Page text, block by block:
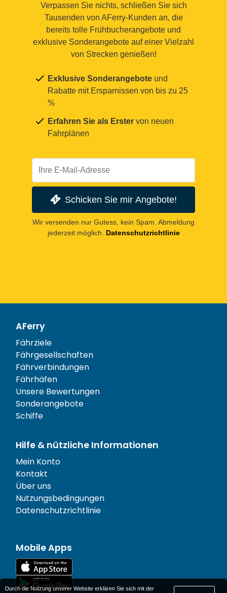
Verpassen Sie nichts, schließen Sie sich
Tausenden von AFerry-Kunden an, die
bereits tolle Frühbucherangebote und
exklusive Sonderangebote auf einer Vielzahl
von Strecken genießen!
Exklusive Sonderangebote und
Rabatte mit Ersparnissen von bis zu 25
%
Erfahren Sie als Erster von neuen
Fahrplänen
Schicken Sie mir Angebote!
Wir versenden nur Gutess, kein Spam. Abmeldung
jederzeit möglich.
Datenschutzrichtlinie
AFerry
Fährziele
Fährgesellschaften
Fährverbindungen
Fährhäfen
Unsere Bewertungen
Sonderangebote
Schiffe
Hilfe & nützliche Informationen
Mein Konto
Kontakt
Über uns
Nutzungsbedingungen
Datenschutzrichtlinie
Mobile Apps
Durch die Nutzung unserer Website erklären Sie sich mit der